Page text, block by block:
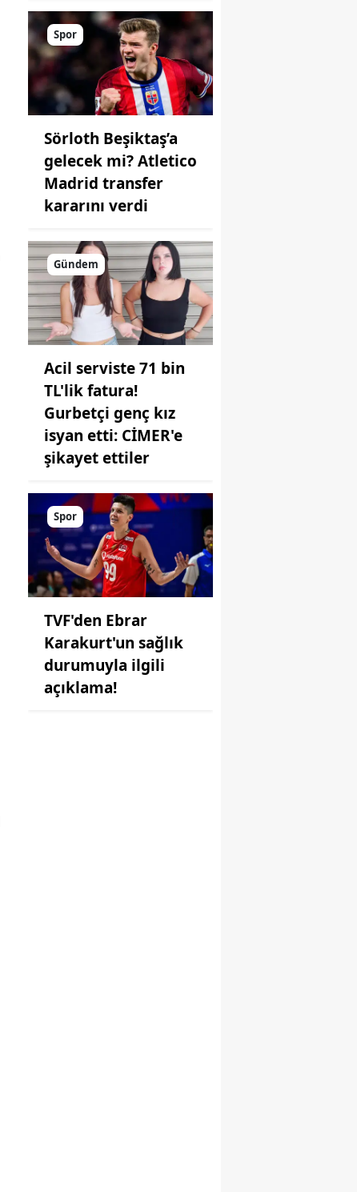
Spor
Sörloth Beşiktaş’a
gelecek mi? Atletico
Madrid transfer
kararını verdi
Gündem
Acil serviste 71 bin
TL'lik fatura!
Gurbetçi genç kız
isyan etti: CİMER'e
şikayet ettiler
Spor
TVF'den Ebrar
Karakurt'un sağlık
durumuyla ilgili
açıklama!